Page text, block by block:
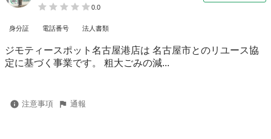
0.0
身分証 電話番号 法人書類
ジモティースポット名古屋港店は 名古屋市とのリユース協
定に基づく事業です。 粗⼤ごみの減...
注意事項 通報